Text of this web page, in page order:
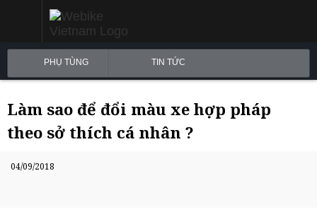
PHỤ TÙNG TIN TỨC
Làm sao để đổi màu xe hợp pháp
theo sở thích cá nhân ?
04/09/2018